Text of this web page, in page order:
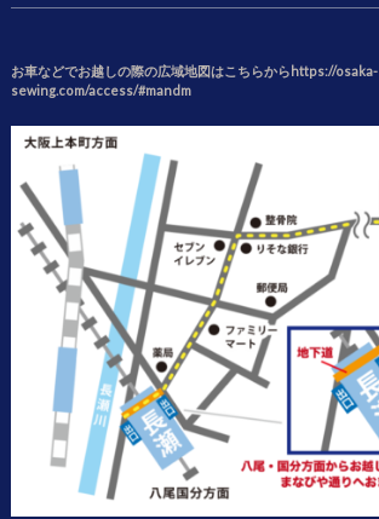
お車などでお越しの際の広域地図はこちらからhttps://osaka-
sewing.com/access/#mandm